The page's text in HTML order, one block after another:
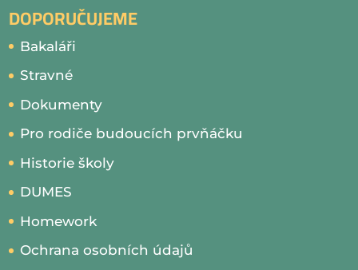
DOPORUČUJEME
Bakaláři
Stravné
Dokumenty
Pro rodiče budoucích prvňáčku
Historie školy
DUMES
Homework
Ochrana osobních údajů